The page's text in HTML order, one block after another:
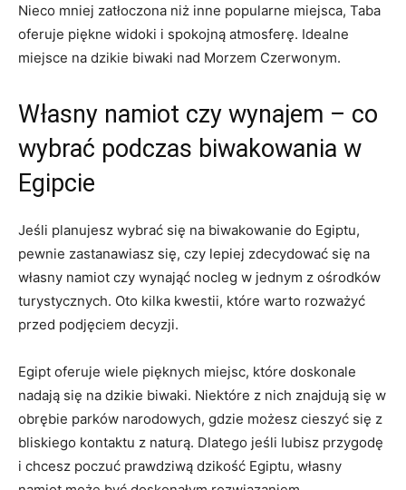
Nieco mniej zatłoczona niż inne popularne miejsca, Taba
oferuje piękne widoki i spokojną⁤ atmosferę. Idealne
miejsce na ‌dzikie biwaki nad Morzem Czerwonym.
Własny namiot czy ‌wynajem – co⁤
wybrać podczas biwakowania ⁢w‌
Egipcie
Jeśli planujesz ‌wybrać⁣ się na biwakowanie⁣ do Egiptu,
pewnie‌ zastanawiasz się, czy lepiej zdecydować się na
własny⁢ namiot czy​ wynająć‌ nocleg w ‌jednym z ośrodków
turystycznych. ⁢Oto​ kilka ⁣kwestii, które warto rozważyć
przed‌ podjęciem decyzji.
Egipt ​oferuje wiele pięknych miejsc, które ⁢doskonale‍
nadają się na ⁣dzikie biwaki. Niektóre z ‌nich znajdują się w
obrębie parków narodowych, gdzie ​możesz cieszyć⁣ się z
bliskiego kontaktu z naturą. Dlatego jeśli​ lubisz​ przygodę
‍i chcesz poczuć prawdziwą dzikość Egiptu, własny